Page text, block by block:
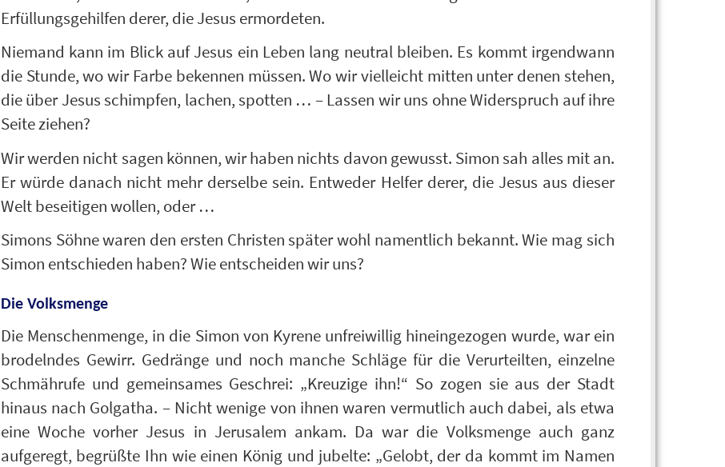
Erfüllungsgehilfen derer, die Jesus ermordeten.
Niemand kann im Blick auf Jesus ein Leben lang neutral bleiben. Es kommt irgendwann
die Stunde, wo wir Farbe bekennen müssen. Wo wir vielleicht mitten unter denen stehen,
die über Jesus schimpfen, lachen, spotten … – Lassen wir uns ohne Widerspruch auf ihre
Seite ziehen?
Wir werden nicht sagen können, wir haben nichts davon gewusst. Simon sah alles mit an.
Er würde danach nicht mehr derselbe sein. Entweder Helfer derer, die Jesus aus dieser
Welt beseitigen wollen, oder …
Simons Söhne waren den ersten Christen später wohl namentlich bekannt. Wie mag sich
Simon entschieden haben? Wie entscheiden wir uns?
Die Volksmenge
Die Menschenmenge, in die Simon von Kyrene unfreiwillig hineingezogen wurde, war ein
brodelndes Gewirr. Gedränge und noch manche Schläge für die Verurteilten, einzelne
Schmährufe und gemeinsames Geschrei: „Kreuzige ihn!“ So zogen sie aus der Stadt
hinaus nach Golgatha. – Nicht wenige von ihnen waren vermutlich auch dabei, als etwa
eine Woche vorher Jesus in Jerusalem ankam. Da war die Volksmenge auch ganz
aufgeregt, begrüßte Ihn wie einen König und jubelte: „Gelobt, der da kommt im Namen